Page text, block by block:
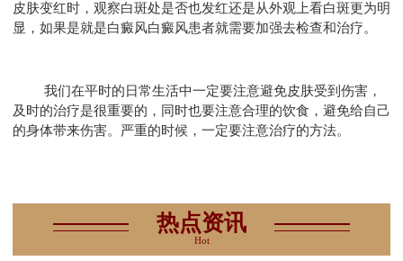
皮肤变红时，观察白斑处是否也发红还是从外观上看白斑更为明
显，如果是就是白癜风白癜风患者就需要加强去检查和治疗。
我们在平时的日常生活中一定要注意避免皮肤受到伤害，
及时的治疗是很重要的，同时也要注意合理的饮食，避免给自己
的身体带来伤害。严重的时候，一定要注意治疗的方法。
热点资讯
Hot